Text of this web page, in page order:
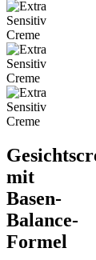
mit
Basen-
Balance-
Formel